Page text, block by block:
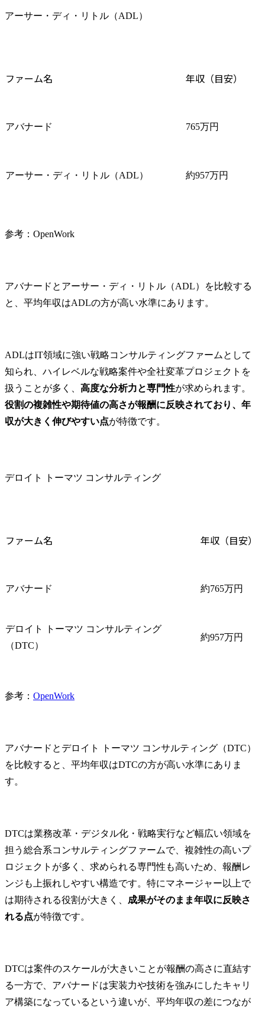
アーサー・ディ・リトル（ADL）
ファーム名 年収（目安）
アバナード 765万円
アーサー・ディ・リトル（ADL） 約957万円
参考：OpenWork
アバナードとアーサー・ディ・リトル（ADL）を比較する
と、平均年収はADLの方が高い水準にあります。
ADLはIT領域に強い戦略コンサルティングファームとして
知られ、ハイレベルな戦略案件や全社変革プロジェクトを
扱うことが多く、 高度な分析力と専門性が求められます。
役割の複雑性や期待値の高さが報酬に反映されており、年
収が大きく伸びやすい点が特徴です。
デロイト トーマツ コンサルティング
ファーム名 年収（目安）
アバナード 約765万円
デロイト トーマツ コンサルティング
（DTC）
約957万円
参考： OpenWork
アバナードとデロイト トーマツ コンサルティング（DTC）
を比較すると、平均年収はDTCの方が高い水準にありま
す。
DTCは業務改革・デジタル化・戦略実行など幅広い領域を
担う総合系コンサルティングファームで、複雑性の高いプ
ロジェクトが多く、求められる専門性も高いため、報酬レ
ンジも上振れしやすい構造です。特にマネージャー以上で
は期待される役割が大きく、 成果がそのまま年収に反映さ
れる点が特徴です。
DTCは案件のスケールが大きいことが報酬の高さに直結す
る一方で、アバナードは実装力や技術を強みにしたキャリ
ア構築になっているという違いが、平均年収の差につなが